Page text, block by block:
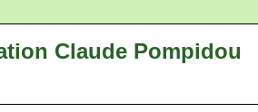
Claude Pompidou